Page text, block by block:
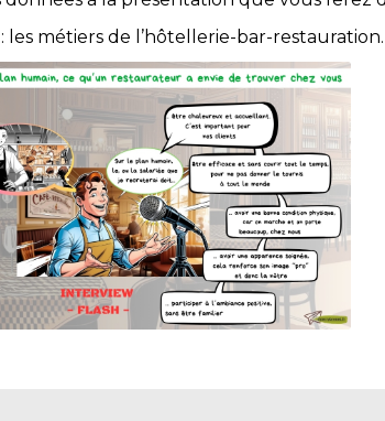
: les métiers de l’hôtellerie-bar-